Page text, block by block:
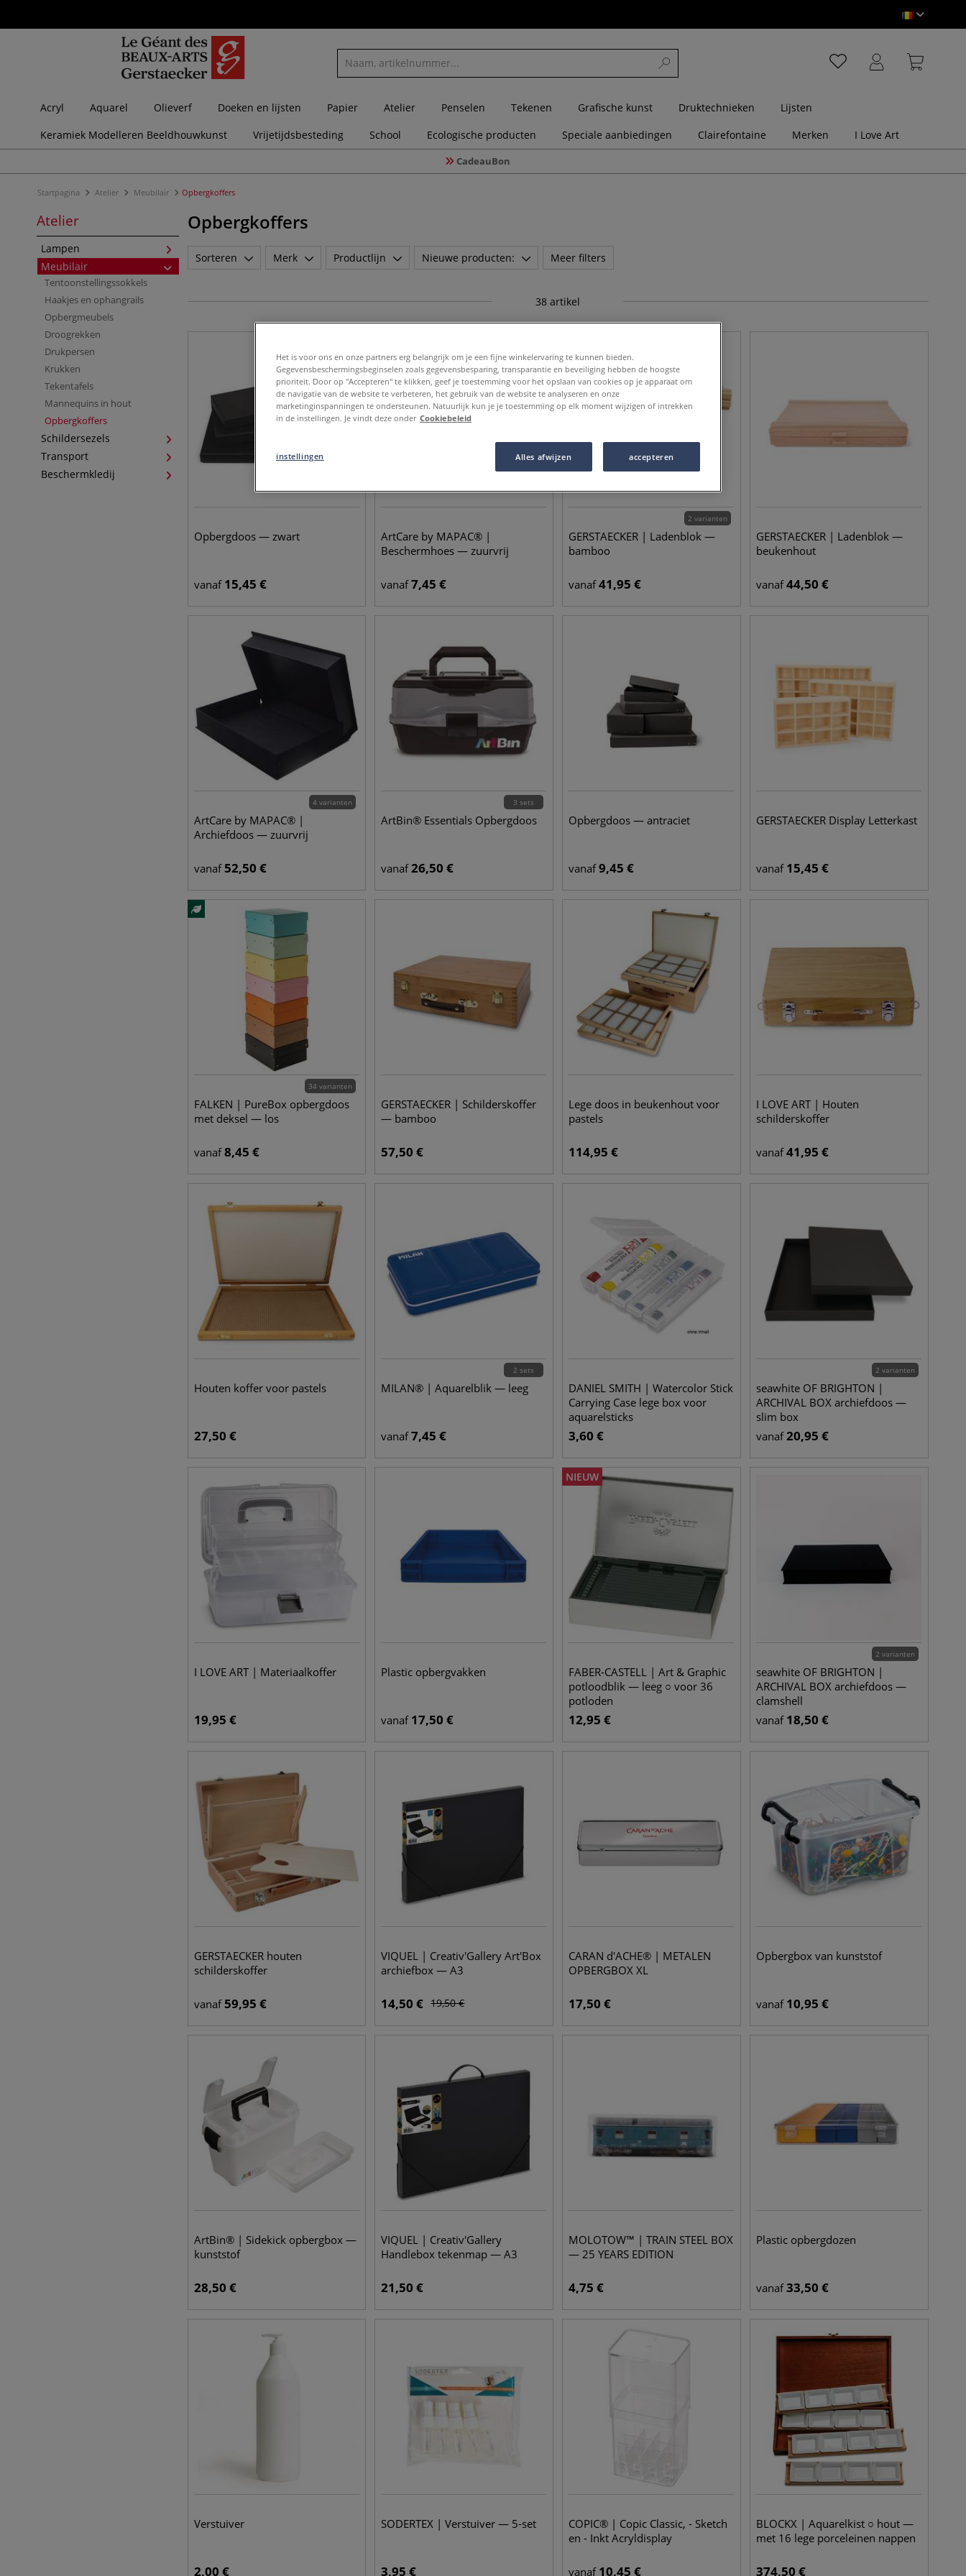
Acryl Aquarel Olieverf Doeken en lijsten Papier Atelier Penselen Tekenen Grafische kunst Druktechnieken
Lijsten
Keramiek Modelleren Beeldhouwkunst
Vrijetijdsbesteding School Ecologische producten Speciale aanbiedingen Clairefontaine Merken I Love Art
CadeauBon
Startpagina Atelier Meubilair Opbergkoffers
Atelier
Lampen
Meubilair
Tentoonstellingssokkels
Haakjes en ophangrails
Opbergmeubels
Droogrekken
Drukpersen
Krukken
Tekentafels
Mannequins in hout
Opbergkoffers
Schildersezels
Transport
Beschermkledij
Opbergkoffers
Sorteren Merk Productlijn Nieuwe producten: Meer filters
38 artikel
Opbergdoos — zwart
vanaf 15,45 €
ArtCare by MAPAC® |
Beschermhoes — zuurvrij
vanaf 7,45 €
2 varianten
GERSTAECKER | Ladenblok —
bamboo
vanaf 41,95 €
GERSTAECKER | Ladenblok —
beukenhout
vanaf 44,50 €
4 varianten
ArtCare by MAPAC® |
Archiefdoos — zuurvrij
vanaf 52,50 €
3 sets
ArtBin® Essentials Opbergdoos
vanaf 26,50 €
Opbergdoos — antraciet
vanaf 9,45 €
GERSTAECKER Display Letterkast
vanaf 15,45 €
34 varianten
FALKEN | PureBox opbergdoos
met deksel — los
vanaf 8,45 €
GERSTAECKER | Schilderskoffer
— bamboo
57,50 €
Lege doos in beukenhout voor
pastels
114,95 €
I LOVE ART | Houten
schilderskoffer
vanaf 41,95 €
Houten koffer voor pastels
27,50 €
2 sets
MILAN® | Aquarelblik — leeg
vanaf 7,45 €
DANIEL SMITH | Watercolor Stick
Carrying Case lege box voor
aquarelsticks
3,60 €
2 varianten
seawhite OF BRIGHTON |
ARCHIVAL BOX archiefdoos —
slim box
vanaf 20,95 €
I LOVE ART | Materiaalkoffer
19,95 €
Plastic opbergvakken
vanaf 17,50 €
NIEUW
FABER-CASTELL | Art & Graphic
potloodblik — leeg ○ voor 36
potloden
12,95 €
2 varianten
seawhite OF BRIGHTON |
ARCHIVAL BOX archiefdoos —
clamshell
vanaf 18,50 €
GERSTAECKER houten
schilderskoffer
vanaf 59,95 €
VIQUEL | Creativ'Gallery Art'Box
archiefbox — A3
14,50 € 19,50€
CARAN d'ACHE® | METALEN
OPBERGBOX XL
17,50 €
Opbergbox van kunststof
vanaf 10,95 €
ArtBin® | Sidekick opbergbox —
kunststof
28,50 €
VIQUEL | Creativ'Gallery
Handlebox tekenmap — A3
21,50 €
MOLOTOW™ | TRAIN STEEL BOX
— 25 YEARS EDITION
4,75 €
Plastic opbergdozen
vanaf 33,50 €
Verstuiver
2,00 €
SODERTEX | Verstuiver — 5-set
3,95 €
COPIC® | Copic Classic, - Sketch
en - Inkt Acryldisplay
vanaf 10,45 €
BLOCKX | Aquarelkist ○ hout —
met 16 lege porceleinen nappen
374,50 €
Het is voor ons en onze partners erg belangrijk om je een fijne winkelervaring te kunnen bieden.
Gegevensbeschermingsbeginselen zoals gegevensbesparing, transparantie en beveiliging hebben de hoogste
prioriteit. Door op "Accepteren" te klikken, geef je toestemming voor het opslaan van cookies op je apparaat om
de navigatie van de website te verbeteren, het gebruik van de website te analyseren en onze
marketinginspanningen te ondersteunen. Natuurlijk kun je je toestemming op elk moment wijzigen of intrekken
in de instellingen. Je vindt deze onder Cookiebeleid
Alles afwijzen accepteren
instellingen